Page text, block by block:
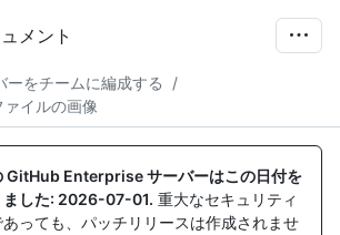
メント
ーをチームに編成する
/
イルの画像
GitHub Enterprise サーバーはこの日付を
した: 2026-07-01. 重大なセキュリティ
っても、パッチリリースは作成されませ